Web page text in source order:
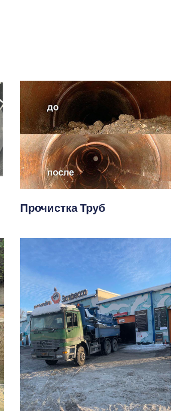
Прочистка Труб